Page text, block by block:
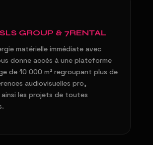
GROUP & 7RENTAL
matérielle immédiate avec
donne accès à une plateforme
de 10 000 m² regroupant plus de
audiovisuelles pro,
les projets de toutes